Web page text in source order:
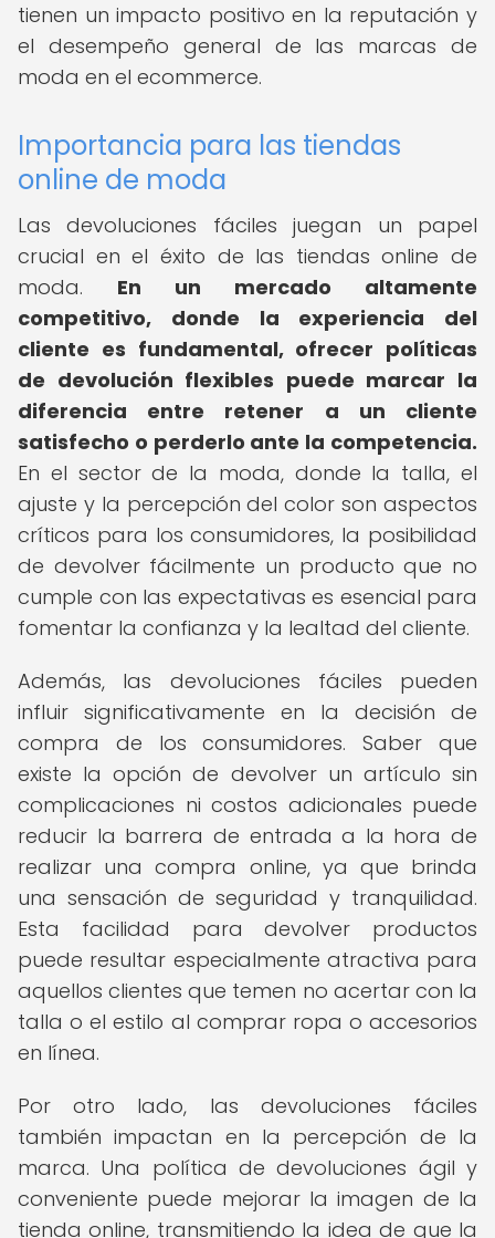
tienen un impacto positivo en la reputación y
el desempeño general de las marcas de
moda en el ecommerce.
Importancia para las tiendas
online de moda
Las devoluciones fáciles juegan un papel
crucial en el éxito de las tiendas online de
moda. En un mercado altamente
competitivo, donde la experiencia del
cliente es fundamental, ofrecer políticas
de devolución flexibles puede marcar la
diferencia entre retener a un cliente
satisfecho o perderlo ante la competencia.
En el sector de la moda, donde la talla, el
ajuste y la percepción del color son aspectos
críticos para los consumidores, la posibilidad
de devolver fácilmente un producto que no
cumple con las expectativas es esencial para
fomentar la confianza y la lealtad del cliente.
Además, las devoluciones fáciles pueden
influir significativamente en la decisión de
compra de los consumidores. Saber que
existe la opción de devolver un artículo sin
complicaciones ni costos adicionales puede
reducir la barrera de entrada a la hora de
realizar una compra online, ya que brinda
una sensación de seguridad y tranquilidad.
Esta facilidad para devolver productos
puede resultar especialmente atractiva para
aquellos clientes que temen no acertar con la
talla o el estilo al comprar ropa o accesorios
en línea.
Por otro lado, las devoluciones fáciles
también impactan en la percepción de la
marca. Una política de devoluciones ágil y
conveniente puede mejorar la imagen de la
tienda online, transmitiendo la idea de que la